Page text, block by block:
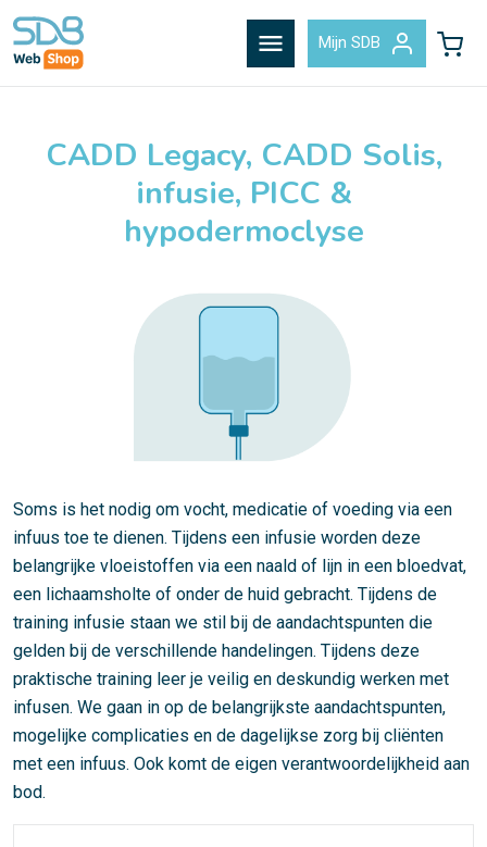
menu Mijn SDB
CADD Legacy, CADD Solis,
infusie, PICC &
hypodermoclyse
Soms is het nodig om vocht, medicatie of voeding via een
infuus toe te dienen. Tijdens een infusie worden deze
belangrijke vloeistoffen via een naald of lijn in een bloedvat,
een lichaamsholte of onder de huid gebracht. Tijdens de
training infusie staan we stil bij de aandachtspunten die
gelden bij de verschillende handelingen. Tijdens deze
praktische training leer je veilig en deskundig werken met
infusen. We gaan in op de belangrijkste aandachtspunten,
mogelijke complicaties en de dagelijkse zorg bij cliënten
met een infuus. Ook komt de eigen verantwoordelijkheid aan
bod.